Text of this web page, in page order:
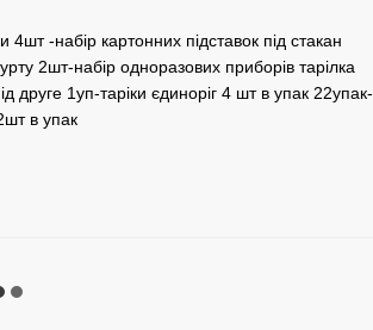
-набір картонних підставок під стакан
2шт-набір одноразових приборів тарілка
друге 1уп-таріки єдиноріг 4 шт в упак 22упак-
в упак